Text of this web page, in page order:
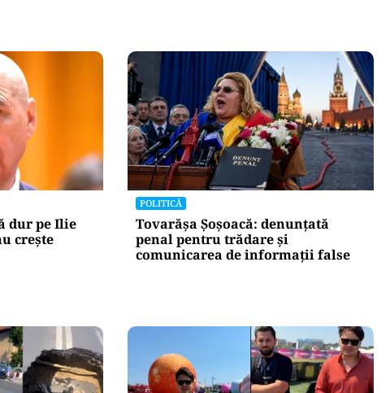
dur pe Ilie
crește
POLITICĂ
Tovarășa Șoșoacă: denunțată
penal pentru trădare și
comunicarea de informații false